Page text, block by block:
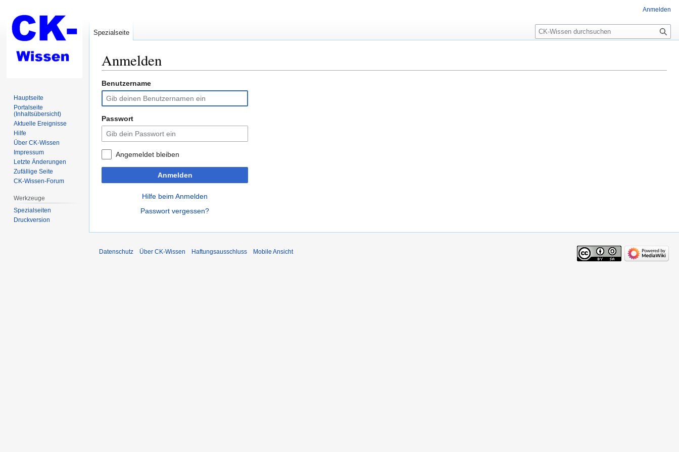
Anmelden
Zur
Navigation
springen
Zur
Suche
springen
Benutzername
Passwort
Angemeldet bleiben
Anmelden
Hilfe beim Anmelden
Passwort vergessen?
Anmelden
Spezialseite
Suche
Hauptseite
Portalseite
(Inhaltsübersicht)
Aktuelle Ereignisse
Hilfe
Über CK-Wissen
Impressum
Letzte Änderungen
Zufällige Seite
CK-Wissen-Forum
Werkzeuge
Spezialseiten
Druckversion
Datenschutz Über CK-Wissen Haftungsausschluss Mobile Ansicht